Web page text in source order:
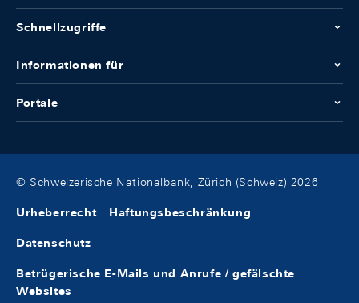
Schnellzugriffe
Informationen für
Portale
© Schweizerische Nationalbank, Zürich (Schweiz) 2026
Urheberrecht Haftungsbeschränkung
Datenschutz
Betrügerische E-Mails und Anrufe / gefälschte
Websites